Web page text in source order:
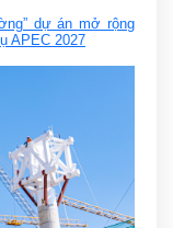
dự án mở rộng
APEC 2027